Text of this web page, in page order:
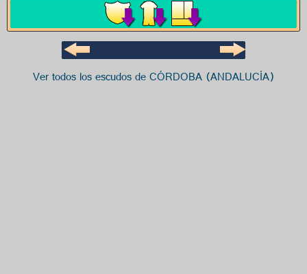
Ver todos los escudos de CÓRDOBA (ANDALUCÍA)